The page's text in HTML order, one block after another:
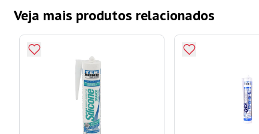
Veja mais produtos relacionados